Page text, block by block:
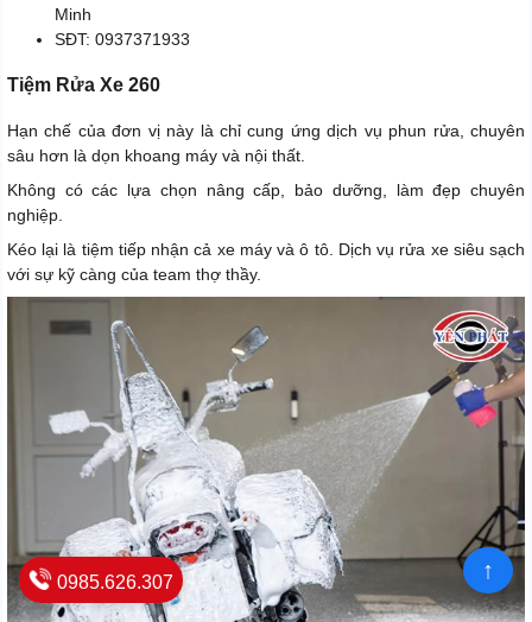
Minh
SĐT: 0937371933
Tiệm Rửa Xe 260
Hạn chế của đơn vị này là chỉ cung ứng dịch vụ phun rửa, chuyên
sâu hơn là dọn khoang máy và nội thất.
Không có các lựa chọn nâng cấp, bảo dưỡng, làm đẹp chuyên
nghiệp.
Kéo lại là tiệm tiếp nhận cả xe máy và ô tô. Dịch vụ rửa xe siêu sạch
với sự kỹ càng của team thợ thầy.
0985.626.307 ↑